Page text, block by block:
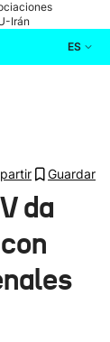
Irán
ES
Guardar
da